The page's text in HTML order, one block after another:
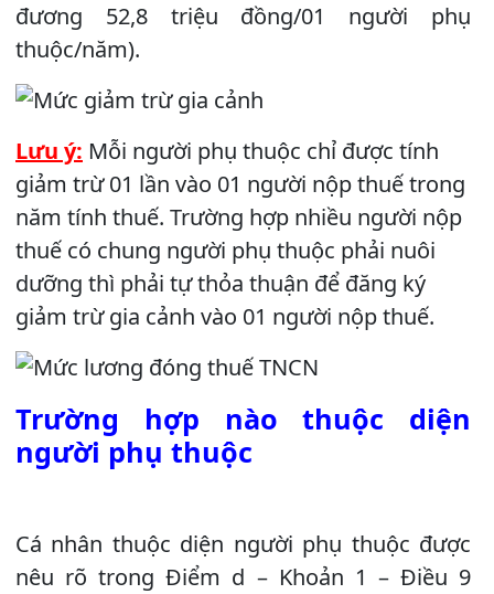
đương 52,8 triệu đồng/01 người phụ
thuộc/năm).
Lưu ý: Mỗi người phụ thuộc chỉ được tính
giảm trừ 01 lần vào 01 người nộp thuế trong
năm tính thuế. Trường hợp nhiều người nộp
thuế có chung người phụ thuộc phải nuôi
dưỡng thì phải tự thỏa thuận để đăng ký
giảm trừ gia cảnh vào 01 người nộp thuế.
Trường hợp nào thuộc diện
người phụ thuộc
Cá nhân thuộc diện người phụ thuộc được
nêu rõ trong Điểm d – Khoản 1 – Điều 9